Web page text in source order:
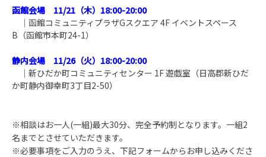
函館会場 11/21（木）18:00-20:00
｜函館コミュニティプラザGスクエア 4F イベントスペース
B （函館市本町24-1）
静内会場 11/26（火）18:00-20:00
｜新ひだか町コミュニティセンター 1F 遊戯室 （日高郡新ひだ
か町静内御幸町3丁目2-50）
※相談はお一人(一組)最大30分、完全予約制となります。一組2
名までとさせていただきます。
※必要事項をご入力のうえ、下記フォームからお申し込みくださ